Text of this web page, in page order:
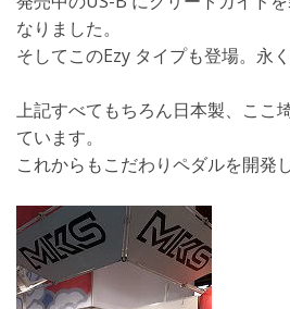
なりました。
そしてこのEzy タイプも登場。永
上記すべてもちろん日本製、ここ
ています。
これからもこだわりペダルを開発